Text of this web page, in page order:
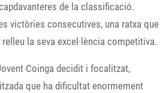
de la classificació.
victòries consecutives, una ratxa que
la seva excel·lència competitiva.
Coinga decidit i focalitzat,
que ha dificultat enormement